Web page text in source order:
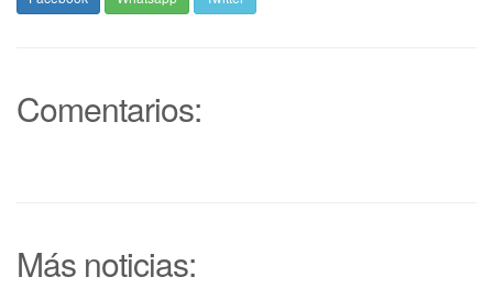
Comentarios:
Más noticias: